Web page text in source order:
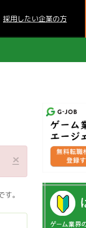
採用したい企業の方
×
。